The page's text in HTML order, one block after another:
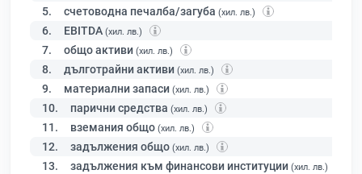
5. счетоводна печалба/загуба (хил. лв.)
6. EBITDA (хил. лв.)
7. общо активи (хил. лв.)
8. дълготрайни активи (хил. лв.)
9. материални запаси (хил. лв.)
10. парични средства (хил. лв.)
11. вземания общо (хил. лв.)
12. задължения общо (хил. лв.)
13. задължения към финансови институции (хил. лв.)